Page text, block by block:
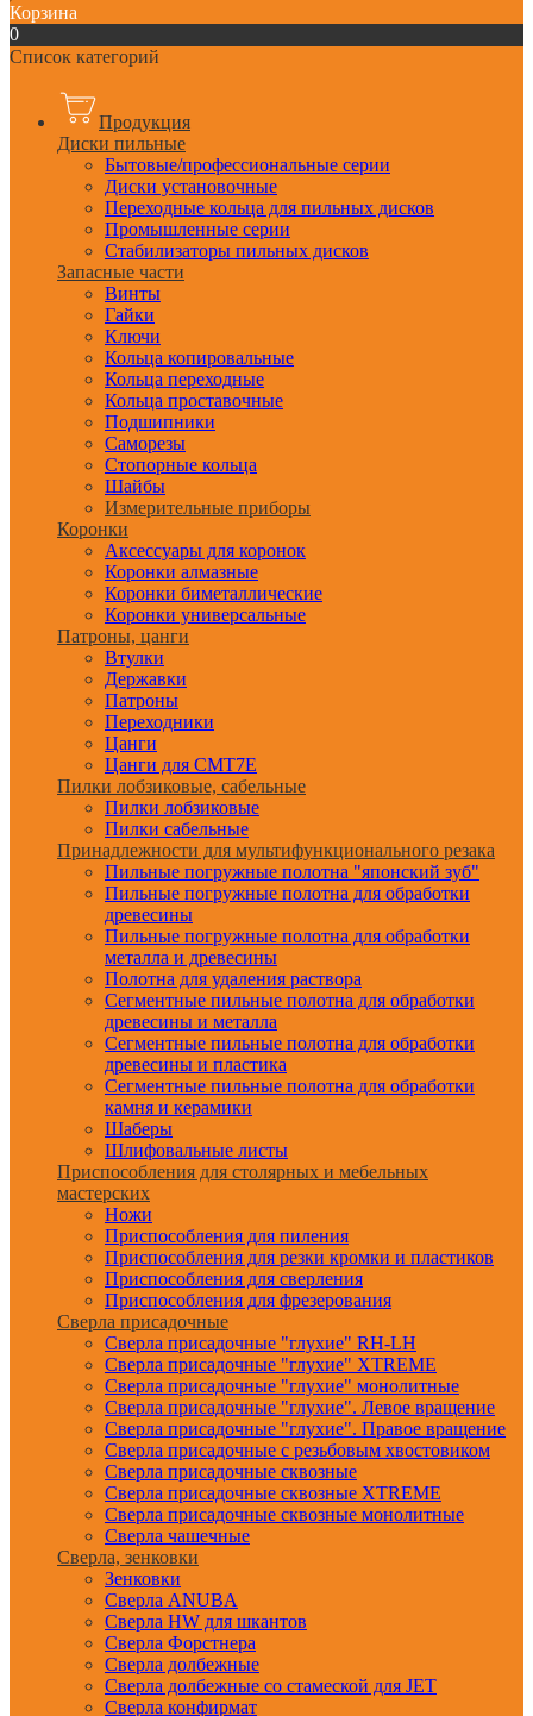
Корзина
0
Список категорий
Продукция
Диски пильные
Бытовые/профессиональные серии
Диски установочные
Переходные кольца для пильных дисков
Промышленные серии
Стабилизаторы пильных дисков
Запасные части
Винты
Гайки
Ключи
Кольца копировальные
Кольца переходные
Кольца проставочные
Подшипники
Саморезы
Стопорные кольца
Шайбы
Измерительные приборы
Коронки
Аксессуары для коронок
Коронки алмазные
Коронки биметаллические
Коронки универсальные
Патроны, цанги
Втулки
Державки
Патроны
Переходники
Цанги
Цанги для CMT7E
Пилки лобзиковые, сабельные
Пилки лобзиковые
Пилки сабельные
Принадлежности для мультифункционального резака
Пильные погружные полотна "японский зуб"
Пильные погружные полотна для обработки
древесины
Пильные погружные полотна для обработки
металла и древесины
Полотна для удаления раствора
Сегментные пильные полотна для обработки
древесины и металла
Сегментные пильные полотна для обработки
древесины и пластика
Сегментные пильные полотна для обработки
камня и керамики
Шаберы
Шлифовальные листы
Приспособления для столярных и мебельных
мастерских
Ножи
Приспособления для пиления
Приспособления для резки кромки и пластиков
Приспособления для сверления
Приспособления для фрезерования
Сверла присадочные
Сверла присадочные "глухие" RH-LH
Сверла присадочные "глухие" XTREME
Сверла присадочные "глухие" монолитные
Сверла присадочные "глухие". Левое вращение
Сверла присадочные "глухие". Правое вращение
Сверла присадочные с резьбовым хвостовиком
Сверла присадочные сквозные
Сверла присадочные сквозные XTREME
Сверла присадочные сквозные монолитные
Сверла чашечные
Сверла, зенковки
Зенковки
Сверла ANUBA
Сверла HW для шкантов
Сверла Форстнера
Сверла долбежные
Сверла долбежные со стамеской для JET
Сверла конфирмат